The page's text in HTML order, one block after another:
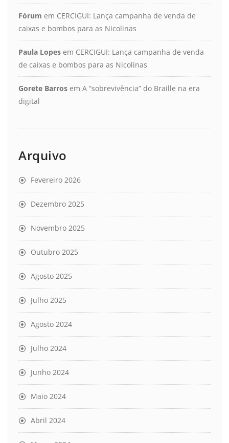
Fórum em CERCIGUI: Lança campanha de venda de
caixas e bombos para as Nicolinas
Paula Lopes em CERCIGUI: Lança campanha de venda
de caixas e bombos para as Nicolinas
Gorete Barros em A “sobrevivência” do Braille na era
digital
Arquivo
Fevereiro 2026
Dezembro 2025
Novembro 2025
Outubro 2025
Agosto 2025
Julho 2025
Agosto 2024
Julho 2024
Junho 2024
Maio 2024
Abril 2024